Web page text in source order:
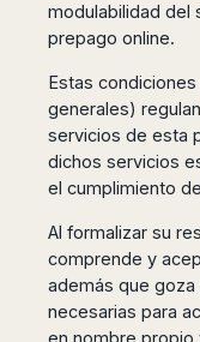
Ibiza
Sevilla
Jerez
Almeria
Malaga
Marbella
Granada
UK
Bari
Brindisi
Lecce
Lamezia
Terme
Reggio
Crotone
Catania
Palermo
Copenaghen
Helsinki
Rovaniemi
Malta
Prague
Budapest
Istanbul
Athens
Rhodes
Kos
Tivat
Krabi
Samui
Chiang
Mai
Pattaya
Phi
Phi
Cat
Bi
Hue
Da
Memphis
Nashville
Portland
San
Diego
Honolulu
Indianapolis
Miami
Oakland
modulabilidad del
prepago online.
Estas
generales)
servicios de esta
dichos servicios
el cumplimiento
Al formalizar su
comprende y
además que
necesarias para
en nombre propio